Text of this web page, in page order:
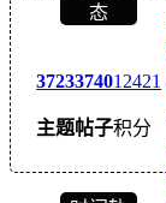
态
3723
主题
3740
帖子
12421
积分